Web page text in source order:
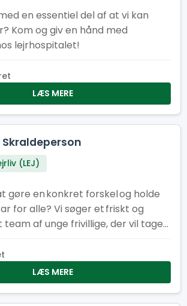
en essentiel del af at vi kan
Kom og giv en hånd med
lejrhospitalet!
LÆS MERE
(LEJ)
gøre en konkret forskel og holde
for alle? Vi søger et friskt og
af unge frivillige, der vil tage
i administrationsbyen under
kan arbejde
LÆS MERE